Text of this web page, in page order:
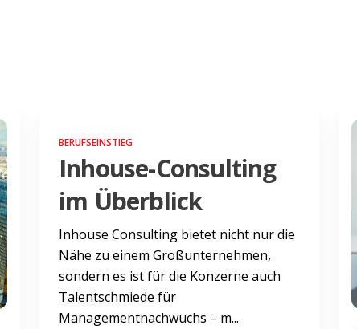
BERUFSEINSTIEG
Inhouse-Consulting
im Überblick
Inhouse Consulting bietet nicht nur die
Nähe zu einem Großunternehmen,
sondern es ist für die Konzerne auch
Talentschmiede für
Managementnachwuchs – m...